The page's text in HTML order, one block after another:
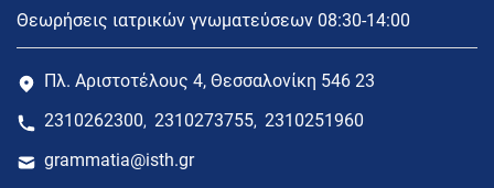
Θεωρήσεις ιατρικών γνωματεύσεων 08:30-14:00
Πλ. Αριστοτέλους 4, Θεσσαλονίκη 546 23
2310262300, 2310273755, 2310251960
grammatia@isth.gr